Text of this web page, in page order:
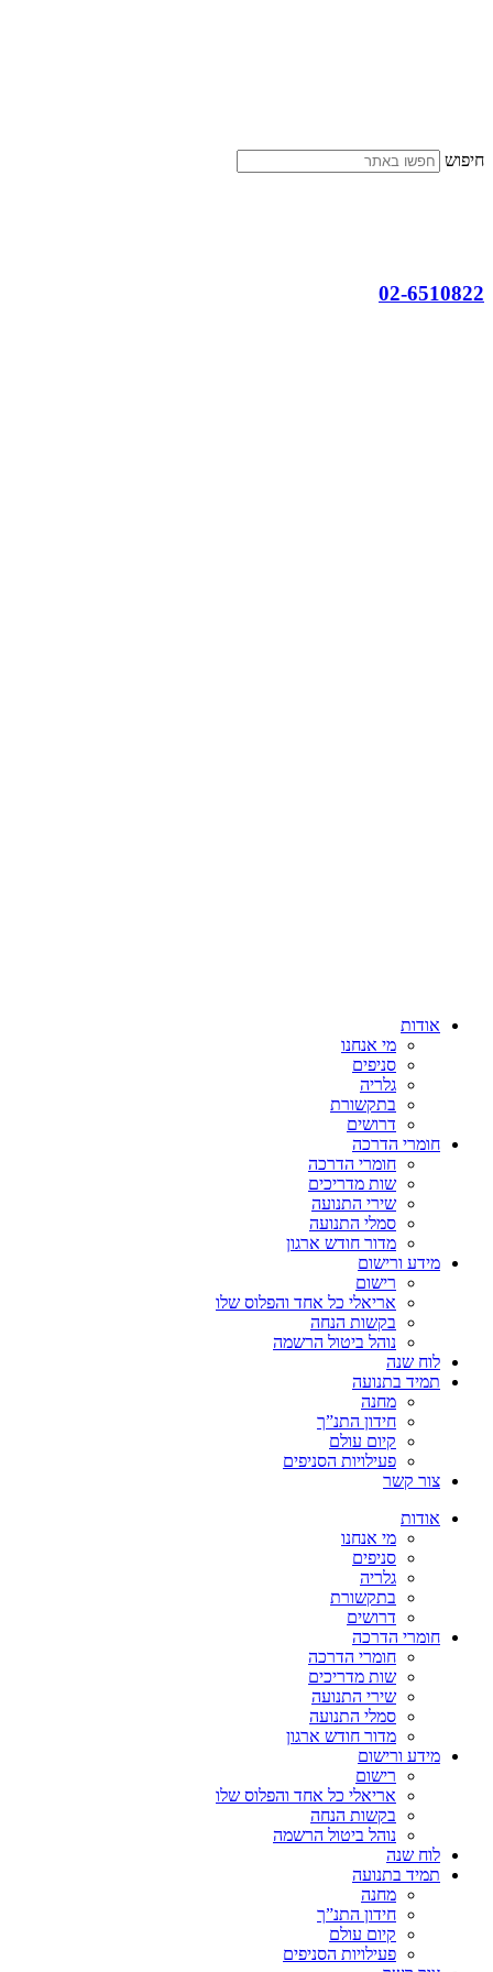
חיפוש
02-6510822
אודות
מי אנחנו
סניפים
גלריה
בתקשורת
דרושים
חומרי הדרכה
חומרי הדרכה
שות מדריכים
שירי התנועה
סמלי התנועה
מדור חודש ארגון
מידע ורישום
רישום
אריאלי כל אחד והפלוס שלו
בקשות הנחה
נוהל ביטול הרשמה
לוח שנה
תמיד בתנועה
מחנה
חידון התנ”ך
קיום עולם
פעילויות הסניפים
צור קשר
אודות
מי אנחנו
סניפים
גלריה
בתקשורת
דרושים
חומרי הדרכה
חומרי הדרכה
שות מדריכים
שירי התנועה
סמלי התנועה
מדור חודש ארגון
מידע ורישום
רישום
אריאלי כל אחד והפלוס שלו
בקשות הנחה
נוהל ביטול הרשמה
לוח שנה
תמיד בתנועה
מחנה
חידון התנ”ך
קיום עולם
פעילויות הסניפים